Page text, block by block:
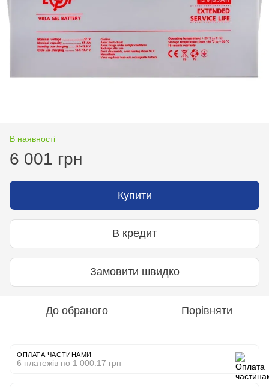
В наявності
6 001 грн
Купити
В кредит
Замовити швидко
До обраного Порівняти
ОПЛАТА ЧАСТИНАМИ
6 платежів по 1 000.17 грн